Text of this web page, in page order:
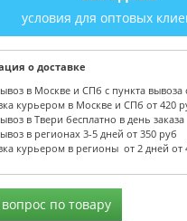
условия для оптовых
о доставке
в Москве и СПб с пункта вывоза
курьером в Москве и СПб от 420
в Твери бесплатно в день заказа
в регионах 3-5 дней от 350 руб
курьером в регионы от 2 дней от
по товару